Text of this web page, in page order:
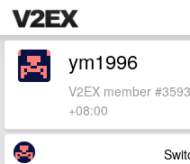
ym1996
V2EX member
+08:00